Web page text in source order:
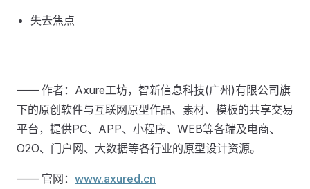
失去焦点
—— 作者：Axure工坊，智新信息科技(广州)有限公司旗
下的原创软件与互联网原型作品、素材、模板的共享交易
平台，提供PC、APP、小程序、WEB等各端及电商、
O2O、门户网、大数据等各行业的原型设计资源。
—— 官网： www.axured.cn